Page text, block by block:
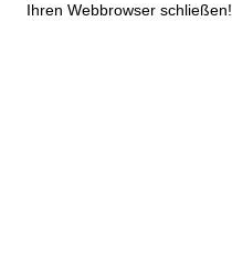
Ihren Webbrowser schließen!